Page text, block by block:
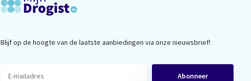
Blijf op de hoogte van de laatste aanbiedingen via onze nieuwsbrief!
Abonneer